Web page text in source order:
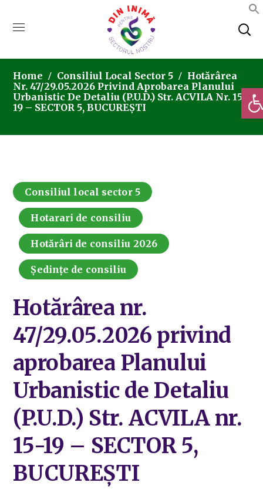
Home Consiliul Local Sector 5
Hotărârea
Nr. 47/29.05.2026 Privind Aprobarea Planului
Urbanistic De Detaliu (P.U.D.) Str. ACVILA Nr. 15-
19 – SECTOR 5, BUCUREȘTI
Consiliul local sector 5
Hotarari de consiliu
Hotărâri de consiliu 2026
Ședințe de consiliu
Hotărârea nr.
47/29.05.2026 privind
aprobarea Planului
Urbanistic de Detaliu
(P.U.D.) Str. ACVILA nr.
15-19 – SECTOR 5,
BUCUREȘTI